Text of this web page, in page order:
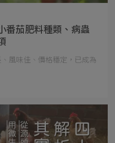
番茄肥料種類、病蟲
風味佳、價格穩定，已成為